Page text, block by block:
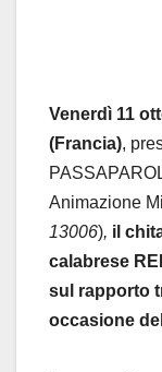
Venerdì 11
(Francia),
Animazione
13006), il
calabrese
sul rapporto
occasione